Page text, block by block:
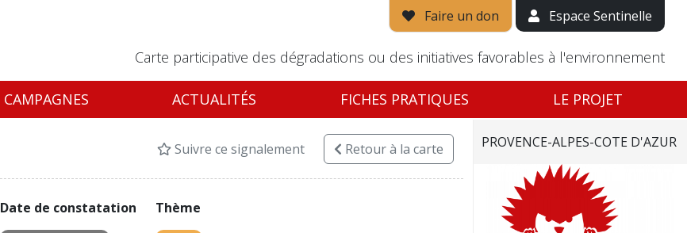
Faire un don Espace Sentinelle
Carte participative des dégradations ou des initiatives favorables à l'environnement
CAMPAGNES ACTUALITÉS FICHES PRATIQUES LE PROJET
Suivre ce signalement Retourà la carte
Date de constatation Thème
PROVENCE-ALPES-COTE D'AZUR